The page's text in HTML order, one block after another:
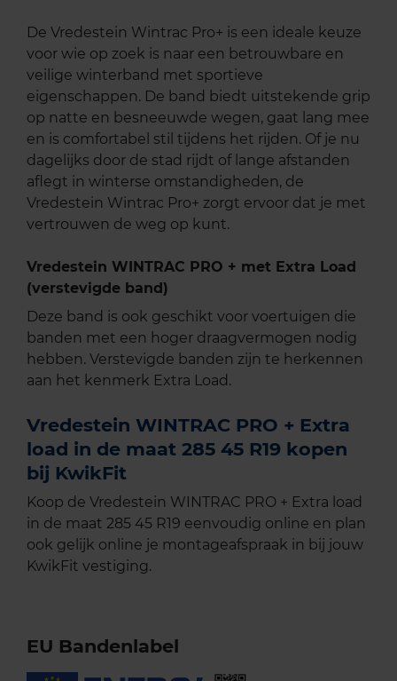
De Vredestein Wintrac Pro+ is een ideale keuze
voor wie op zoek is naar een betrouwbare en
veilige winterband met sportieve
eigenschappen. De band biedt uitstekende grip
op natte en besneeuwde wegen, gaat lang mee
en is comfortabel stil tijdens het rijden. Of je nu
dagelijks door de stad rijdt of lange afstanden
aflegt in winterse omstandigheden, de
Vredestein Wintrac Pro+ zorgt ervoor dat je met
vertrouwen de weg op kunt.
Vredestein WINTRAC PRO + met Extra Load
(verstevigde band)
Deze band is ook geschikt voor voertuigen die
banden met een hoger draagvermogen nodig
hebben. Verstevigde banden zijn te herkennen
aan het kenmerk Extra Load.
Vredestein WINTRAC PRO + Extra
load in de maat 285 45 R19 kopen
bij KwikFit
Koop de Vredestein WINTRAC PRO + Extra load
in de maat 285 45 R19 eenvoudig online en plan
ook gelijk online je montageafspraak in bij jouw
KwikFit vestiging.
EU Bandenlabel